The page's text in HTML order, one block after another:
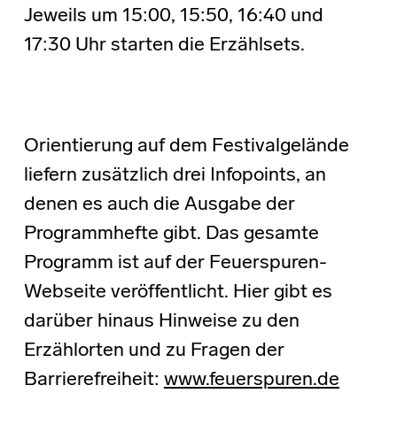
Jeweils um 15:00, 15:50, 16:40 und
17:30 Uhr starten die Erzählsets.
Orientierung auf dem Festivalgelände
liefern zusätzlich drei Infopoints, an
denen es auch die Ausgabe der
Programmhefte gibt. Das gesamte
Programm ist auf der Feuerspuren-
Webseite veröffentlicht. Hier gibt es
darüber hinaus Hinweise zu den
Erzählorten und zu Fragen der
Barrierefreiheit: www.feuerspuren.de